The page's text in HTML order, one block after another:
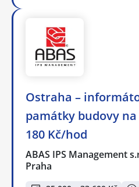
Ostraha –
památky budovy na
180 Kč/hod
ABAS IPS Management
Praha